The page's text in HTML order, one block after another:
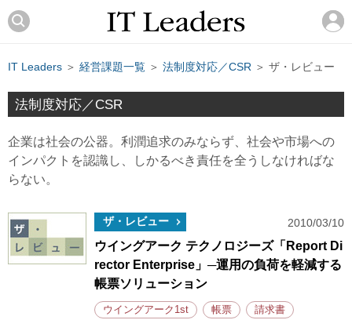
IT Leaders ＞ 経営課題一覧 ＞ 法制度対応／CSR ＞ ザ・レビュー
法制度対応／CSR
企業は社会の公器。利潤追求のみならず、社会や市場への
インパクトを認識し、しかるべき責任を全うしなければな
らない。
ザ・レビュー 2010/03/10
ウイングアーク テクノロジーズ「Report Di
rector Enterprise」─運用の負荷を軽減する
帳票ソリューション
ウイングアーク1st 帳票 請求書